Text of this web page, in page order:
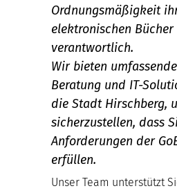
Ordnungsmäßigkeit
elektronischen Bücher
verantwortlich.
Wir bieten
Beratung und IT-
die Stadt Hirschberg,
sicherzustellen, dass
Anforderungen der
erfüllen.
Unser Team unterstützt